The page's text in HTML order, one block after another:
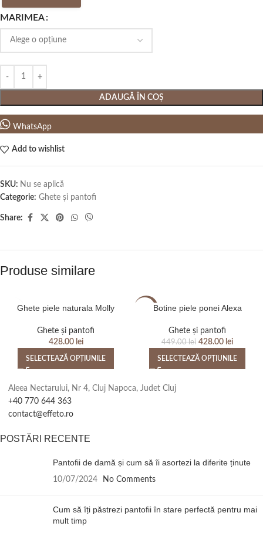
MARIMEA
ADAUGĂ ÎN COȘ
WhatsApp
Add to wishlist
SKU: Nu se aplică
Categorie: Ghete și pantofi
Share:
Produse similare
Ghete piele naturala Molly
Ghete și pantofi
428.00 lei
SELECTEAZĂ OPȚIUNILE
Botine piele ponei Alexa
Ghete și pantofi
449.00lei 428.00 lei
SELECTEAZĂ OPȚIUNILE
Aleea Nectarului, Nr 4, Cluj Napoca, Judet Cluj
+40 770 644 363
contact@effeto.ro
POSTĂRI RECENTE
Pantofii de damă și cum să îi asortezi la diferite ținute
10/07/2024 No Comments
Cum să îți păstrezi pantofii în stare perfectă pentru mai
mult timp